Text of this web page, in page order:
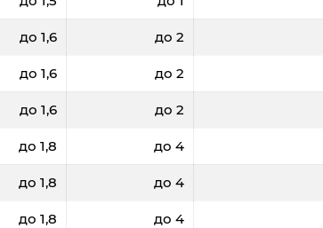
до 1,6 до 2
до 1,6 до 2
до 1,6 до 2
до 1,8 до 4
до 1,8 до 4
до 1,8 до 4